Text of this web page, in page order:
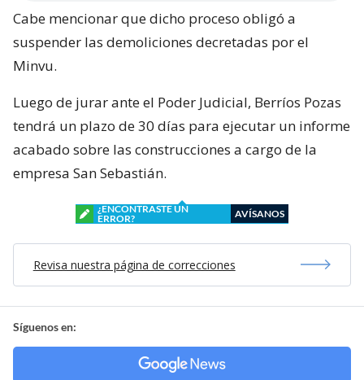
Cabe mencionar que dicho proceso obligó a
suspender las demoliciones decretadas por el
Minvu.
Luego de jurar ante el Poder Judicial, Berríos Pozas
tendrá un plazo de 30 días para ejecutar un informe
acabado sobre las construcciones a cargo de la
empresa San Sebastián.
¿ENCONTRASTE UN
ERROR?
AVÍSANOS
Revisa nuestra página de correcciones
Síguenos en: